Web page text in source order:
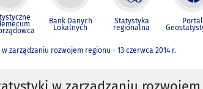
Bank Danych
Lokalnych
Statystyka
regionalna
Portal
zarządzaniu rozwojem regionu - 13 czerwca 2014 r.